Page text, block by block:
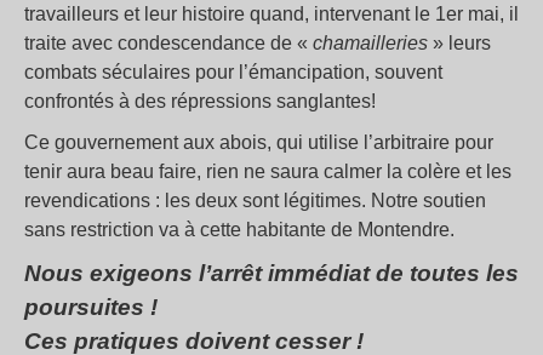
travailleurs et leur histoire quand, intervenant le 1er mai, il
traite avec condescendance de « chamailleries » leurs
combats séculaires pour l’émancipation, souvent
confrontés à des répressions sanglantes!
Ce gouvernement aux abois, qui utilise l’arbitraire pour
tenir aura beau faire, rien ne saura calmer la colère et les
revendications : les deux sont légitimes. Notre soutien
sans restriction va à cette habitante de Montendre.
Nous exigeons l’arrêt immédiat de toutes les
poursuites !
Ces pratiques doivent cesser !